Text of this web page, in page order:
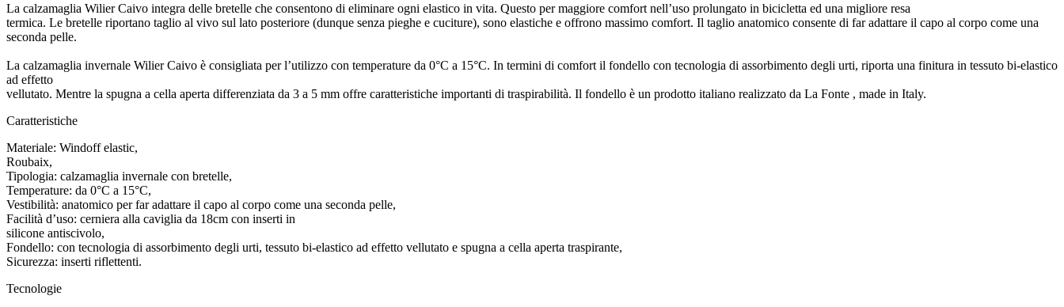
La calzamaglia Wilier Caivo integra delle bretelle che consentono di eliminare ogni elastico in vita. Questo per maggiore comfort nell’uso prolungato in bicicletta ed una migliore resa
termica. Le bretelle riportano taglio al vivo sul lato posteriore (dunque senza pieghe e cuciture), sono elastiche e offrono mas­simo comfort. Il taglio anatomico consente di far adattare il capo al cor­po come una
seconda pelle.
La calzamaglia invernale Wilier Caivo è consigliata per l’utilizzo con temperature da 0°C a 15°C. In termini di comfort il fondello con tecnologia di assorbimento degli urti, riporta una finitura in tessuto bi-elastico
ad effetto
vellutato. Mentre la spugna a cella aperta differenziata da 3 a 5 mm offre caratteristiche importanti di traspirabilità. Il fondello è un prodotto italiano realizzato da La Fonte , made in Italy.
Caratteristiche
Materiale: Windoff elastic,
Roubaix,
Tipologia: calzamaglia invernale con bretelle,
Temperature: da 0°C a 15°C,
Vestibilità: anatomico per far adattare il capo al corpo come una seconda pelle,
Facilità d’uso: cerniera alla caviglia da 18cm con inserti in
silicone antiscivolo,
Fondello: con tecnologia di assorbimento degli urti, tessuto bi-elastico ad effetto vellutato e spugna a cella aperta traspirante,
Sicurezza: inserti riflettenti.
Tecnologie